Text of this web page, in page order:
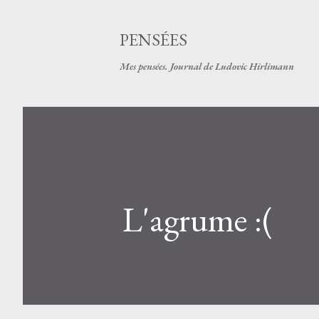
PENSÉES
Mes pensées. Journal de Ludovic Hirlimann
L'agrume :(